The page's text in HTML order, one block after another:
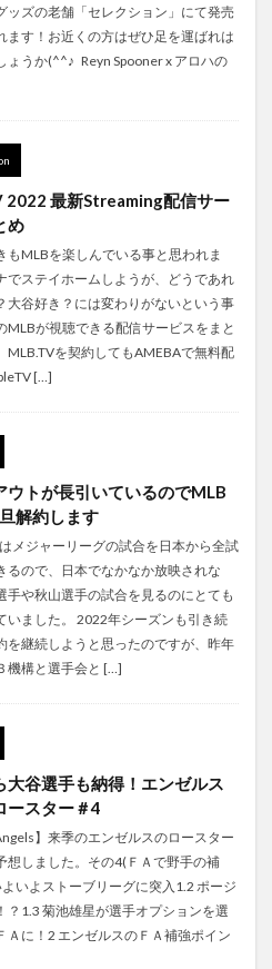
ッズの老舗「セレクション」にて発売
ます！お近くの方はぜひ足を運ばれは
ょうか(^^♪ Reyn Spooner x アロハの
2022 最新Streaming配信サー
め
もMLBを楽しんでいる事と思われま
でステイホームしようが、どうであれ
大谷好き？には変わりがないという事
MLBが視聴できる配信サービスをまと
MLB.TVを契約してもAMEBAで無料配
[…]
ウトが長引いているのでMLB
解約します
メジャーリーグの試合を日本から全試
るので、日本でなかなか放映されな
手や秋山選手の試合を見るのにとても
いました。 2022年シーズンも引き続
を継続しようと思ったのですが、昨年
機構と選手会と […]
大谷選手も納得！エンゼルス
ースター＃4
】来季のエンゼルスのロースター
想しました。その4(ＦＡで野手の補
いよストーブリーグに突入1.2 ポージ
？1.3 菊池雄星が選手オプションを選
Ａに！2 エンゼルスのＦＡ補強ポイン